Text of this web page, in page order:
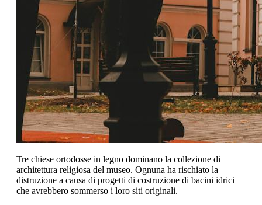
Tre chiese ortodosse in legno dominano la collezione di
architettura religiosa del museo. Ognuna ha rischiato la
distruzione a causa di progetti di costruzione di bacini idrici
che avrebbero sommerso i loro siti originali.